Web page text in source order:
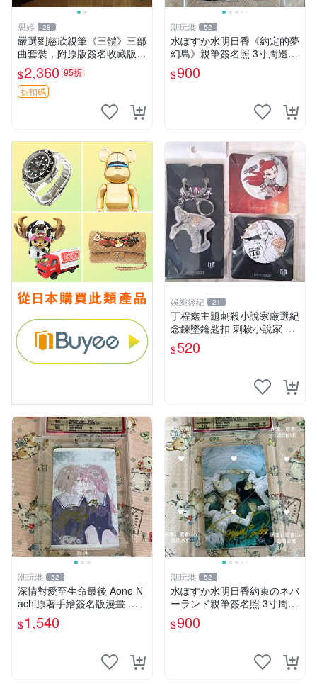
思婷 28
嚴選劉慈欣親筆《三體》三部
曲套裝，附原版簽名收藏版
三體 規格完整 網拍無疑真品
收藏推薦 《三體》全系列親
筆簽名版 電影原著珍藏必備
$2,360 95折
折扣碼
潮玩港 52
水ぽすか水明日香《約定的夢
幻島》親筆簽名照 3寸周邊照
片 簽名真跡 約束のネバーラ
ンド 周邊 照片收藏 水明日香
$900
娛樂經紀 21
丁程鑫主題刺殺小說家厳選紀
念鍊墜鑰匙扣 刺殺小說家 丁
程鑫 鍊墜
$520
潮玩港 52
深情對愛至生命最後 Aono N
achi原著手繪簽名版漫畫 親
筆簽名限定收藏 命終不渝之
戀情 漫畫珍藏品
$1,540
潮玩港 52
水ぽすか水明日香約束のネバ
ーランド親筆簽名照 3寸周邊
照片 面簽正品 簽名照周邊
$900